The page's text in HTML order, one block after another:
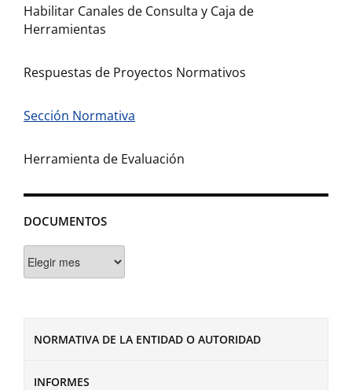
DOCUMENTOS
NORMATIVA DE LA ENTIDAD O AUTORIDAD
INFORMES
Habilitar Canales de Consulta y Caja de
Herramientas
Respuestas de Proyectos Normativos
Sección Normativa
Herramienta de Evaluación